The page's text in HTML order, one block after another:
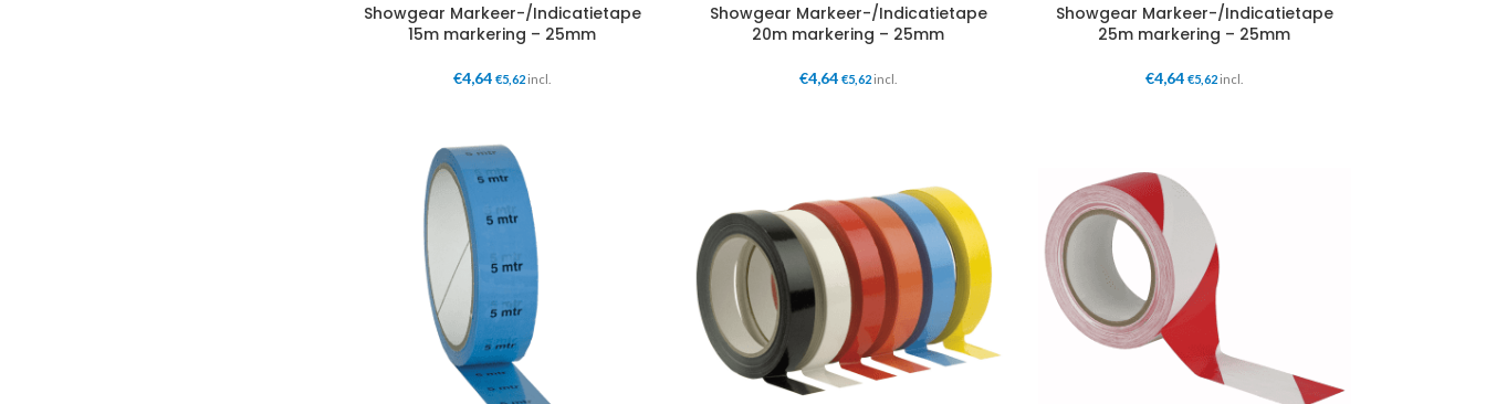
Showgear Markeer-/Indicatietape
15m markering – 25mm
€4,64 €5,62 incl.
Showgear Markeer-/Indicatietape
20m markering – 25mm
€4,64 €5,62 incl.
Showgear Markeer-/Indicatietape
25m markering – 25mm
€4,64 €5,62 incl.